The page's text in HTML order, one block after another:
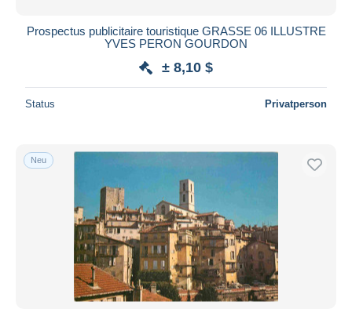
Prospectus publicitaire touristique GRASSE 06 ILLUSTRE
YVES PERON GOURDON
± 8,10 $
Status Privatperson
Neu